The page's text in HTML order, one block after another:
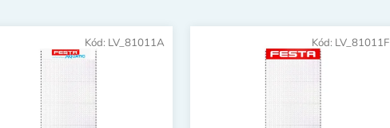
Kód: LV_81011A Kód: LV_81011F